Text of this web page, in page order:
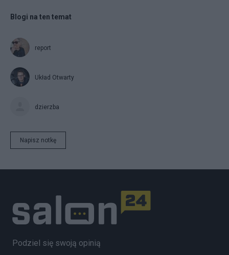
Blogi na ten temat
report
Układ Otwarty
dzierzba
Napisz notkę
Podziel się swoją opinią